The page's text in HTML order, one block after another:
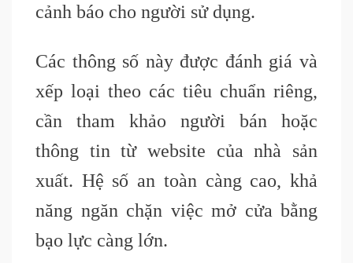
cảnh báo cho người sử dụng.
Các thông số này được đánh giá và
xếp loại theo các tiêu chuẩn riêng,
cần tham khảo người bán hoặc
thông tin từ website của nhà sản
xuất. Hệ số an toàn càng cao, khả
năng ngăn chặn việc mở cửa bằng
bạo lực càng lớn.